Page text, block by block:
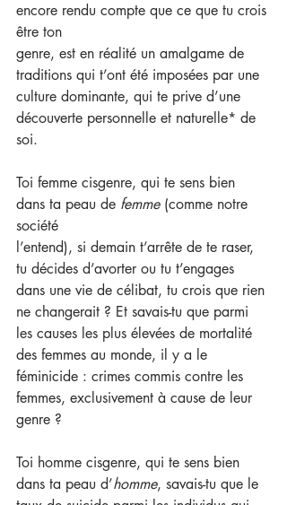
encore rendu compte que ce que tu crois
être ton
genre, est en réalité un amalgame de
traditions qui t’ont été imposées par une
culture dominante, qui te prive d’une
découverte personnelle et naturelle* de
soi.
Toi femme cisgenre, qui te sens bien
dans ta peau de femme (comme notre
société
l’entend), si demain t’arrête de te raser,
tu décides d’avorter ou tu t’engages
dans une vie de célibat, tu crois que rien
ne changerait ? Et savais-tu que parmi
les causes les plus élevées de mortalité
des femmes au monde, il y a le
féminicide : crimes commis contre les
femmes, exclusivement à cause de leur
genre ?
Toi homme cisgenre, qui te sens bien
dans ta peau d’homme, savais-tu que le